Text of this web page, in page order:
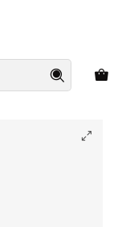
oferta termine!
Sol
400031